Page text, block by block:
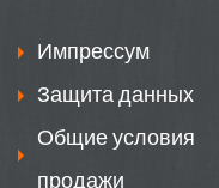
Импрессум
Защита данных
Общие условия
продажи